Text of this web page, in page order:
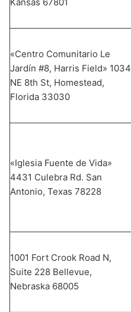
«Centro Comunitario Le
Jardín #8, Harris Field» 1034
NE 8th St, Homestead,
Florida 33030
«Iglesia Fuente de Vida»
4431 Culebra Rd. San
Antonio, Texas 78228
1001 Fort Crook Road N,
Suite 228 Bellevue,
Nebraska 68005